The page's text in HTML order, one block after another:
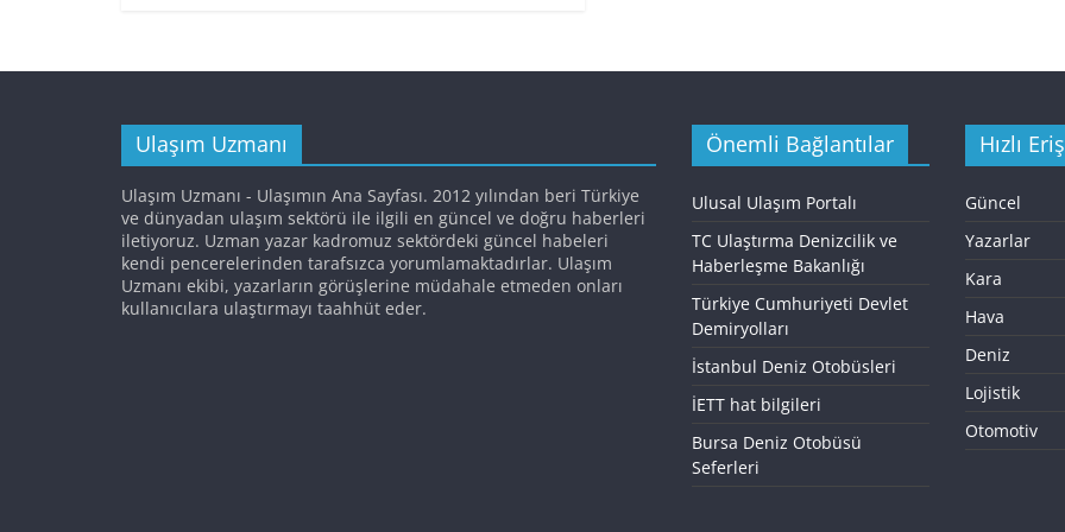
Ulaşım Uzmanı
Ulaşım Uzmanı - Ulaşımın Ana Sayfası. 2012 yılından beri Türkiye
ve dünyadan ulaşım sektörü ile ilgili en güncel ve doğru haberleri
iletiyoruz. Uzman yazar kadromuz sektördeki güncel habeleri
kendi pencerelerinden tarafsızca yorumlamaktadırlar. Ulaşım
Uzmanı ekibi, yazarların görüşlerine müdahale etmeden onları
kullanıcılara ulaştırmayı taahhüt eder.
Önemli Bağlantılar
Ulusal Ulaşım Portalı
TC Ulaştırma Denizcilik ve
Haberleşme Bakanlığı
Türkiye Cumhuriyeti Devlet
Demiryolları
İstanbul Deniz Otobüsleri
İETT hat bilgileri
Bursa Deniz Otobüsü
Seferleri
Hızlı
Güncel
Yazarlar
Kara
Hava
Deniz
Lojistik
Otomotiv